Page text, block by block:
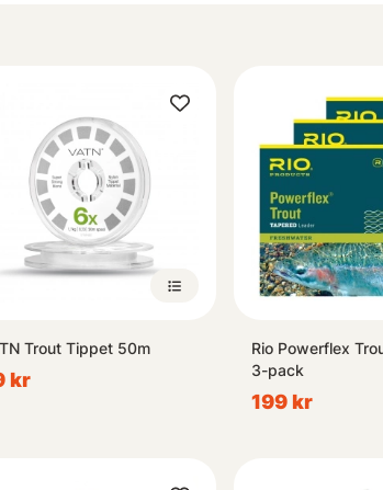
Trout Tippet 50m
kr
Rio Powerflex
3-pack
199 kr